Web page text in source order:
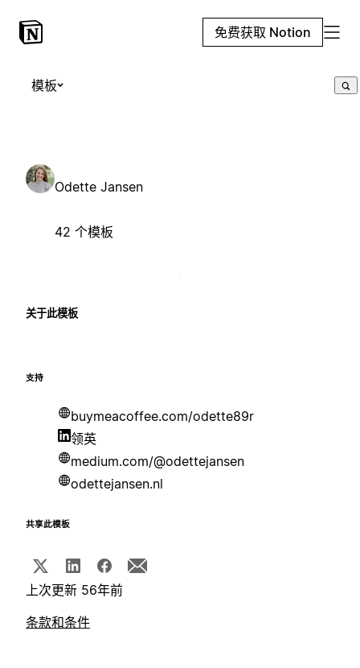
免费获取 Notion
模板
Odette Jansen
42 个模板
关于此模板
支持
buymeacoffee.com/odette89r
领英
medium.com/@odettejansen
odettejansen.nl
共享此模板
上次更新 56年前
条款和条件